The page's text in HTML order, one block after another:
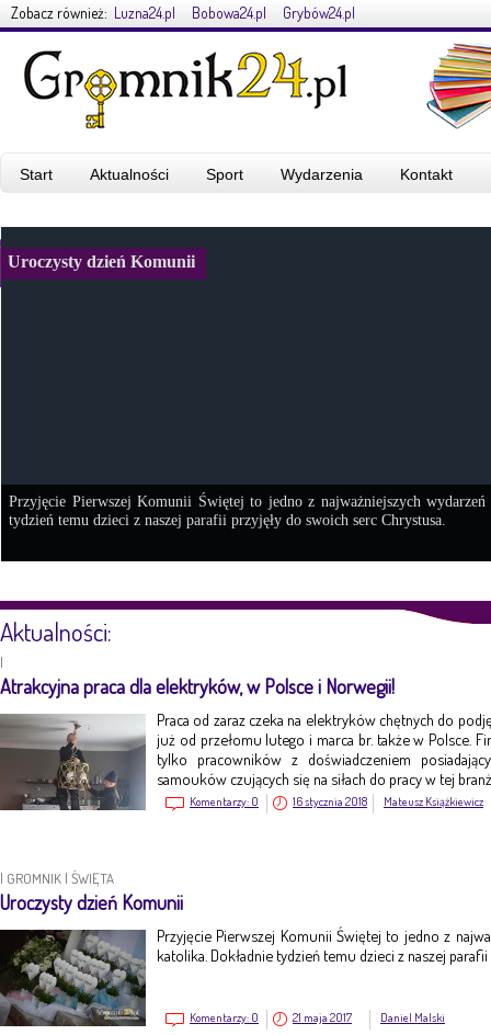
Zobacz również: Luzna24.pl Bobowa24.pl Grybów24.pl
Start Aktualności Sport Wydarzenia Kontakt
Uroczysty dzień Komunii
Przyjęcie Pierwszej Komunii Świętej to jedno z najważniejszych
tydzień temu dzieci z naszej parafii przyjęły do swoich serc Chrystusa.
Aktualności:
|
Atrakcyjna praca dla elektryków, w Polsce i Norwegii!
Praca od zaraz czeka na elektryków chętnych do
już od przełomu lutego i marca br. także w Polsce.
tylko pracowników z doświadczeniem
samouków czujących się na siłach do pracy w tej
Komentarzy: 0 16 stycznia 2018 Mateusz Książkiewicz
| GROMNIK | ŚWIĘTA
Uroczysty dzień Komunii
Przyjęcie Pierwszej Komunii Świętej to jedno z
katolika. Dokładnie tydzień temu dzieci z naszej
Komentarzy: 0 21 maja 2017 Daniel Malski